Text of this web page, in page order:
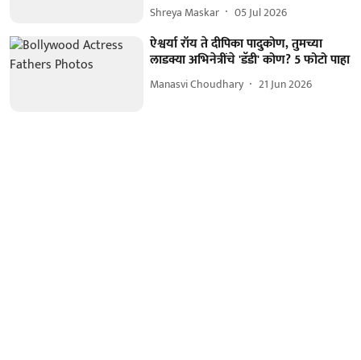
Shreya Maskar 05 Jul 2026
ऐश्वर्या रॉय ते दीपिका पादुकोण, तुमच्या
लाडक्या अभिनेत्रींचे 'डॅडी' कोण? 5 फोटो पाहा
Manasvi Choudhary 21 Jun 2026